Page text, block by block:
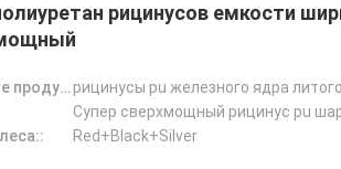
рицинусов емкости
Название продукта:
Супер сверхмощный рицинус pu
Red+Black+Silver